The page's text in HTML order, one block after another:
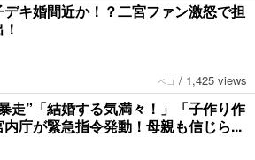
キ婚間近か！？二宮ファン激怒で担
ペコ / 1,425 views
走”「結婚する気満々！」「子作り作
庁が緊急指令発動！母親も信じら...